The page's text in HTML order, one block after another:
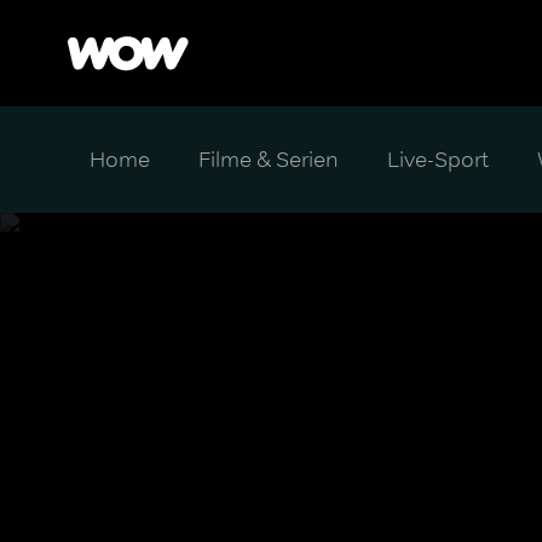
Home Filme & Serien Live-Sport